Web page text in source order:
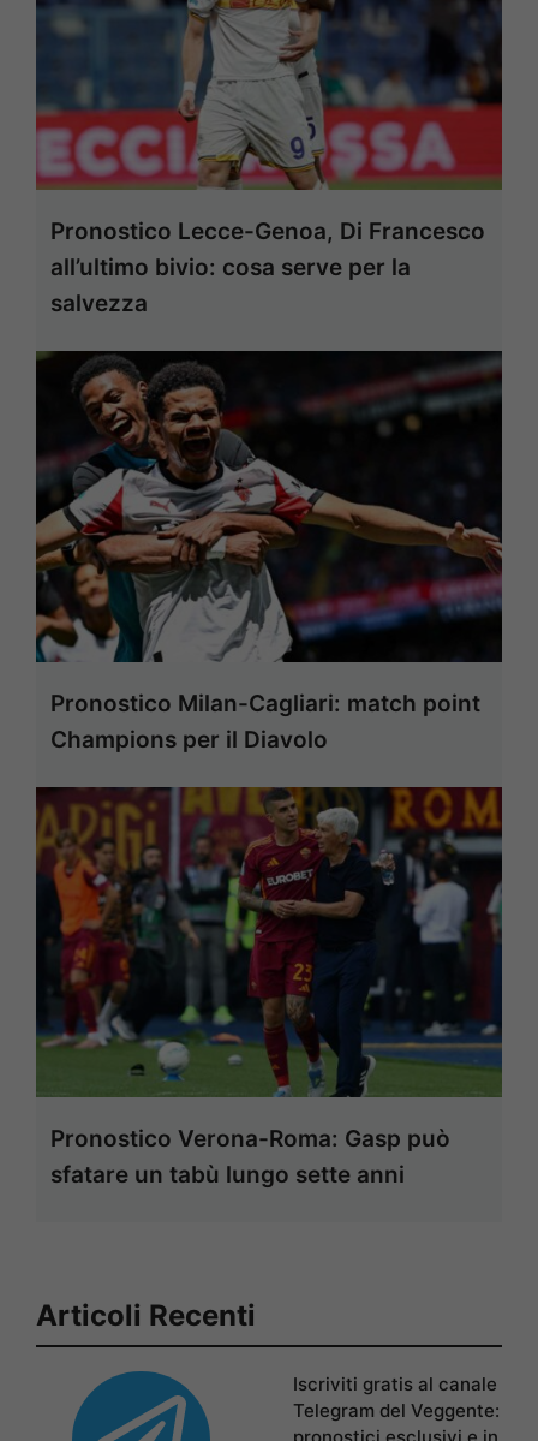
Pronostico Lecce-Genoa, Di Francesco
all’ultimo bivio: cosa serve per la
salvezza
Pronostico Milan-Cagliari: match point
Champions per il Diavolo
Pronostico Verona-Roma: Gasp può
sfatare un tabù lungo sette anni
Articoli Recenti
Iscriviti gratis al canale
Telegram del Veggente: